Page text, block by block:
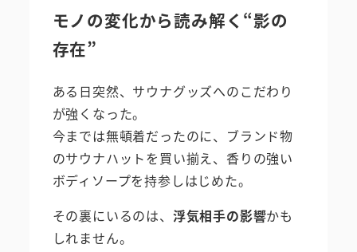
モノの変化から読み解く“影の
存在”
ある日突然、サウナグッズへのこだわり
が強くなった。
今までは無頓着だったのに、ブランド物
のサウナハットを買い揃え、香りの強い
ボディソープを持参しはじめた。
その裏にいるのは、 浮気相手の影響かも
しれません。